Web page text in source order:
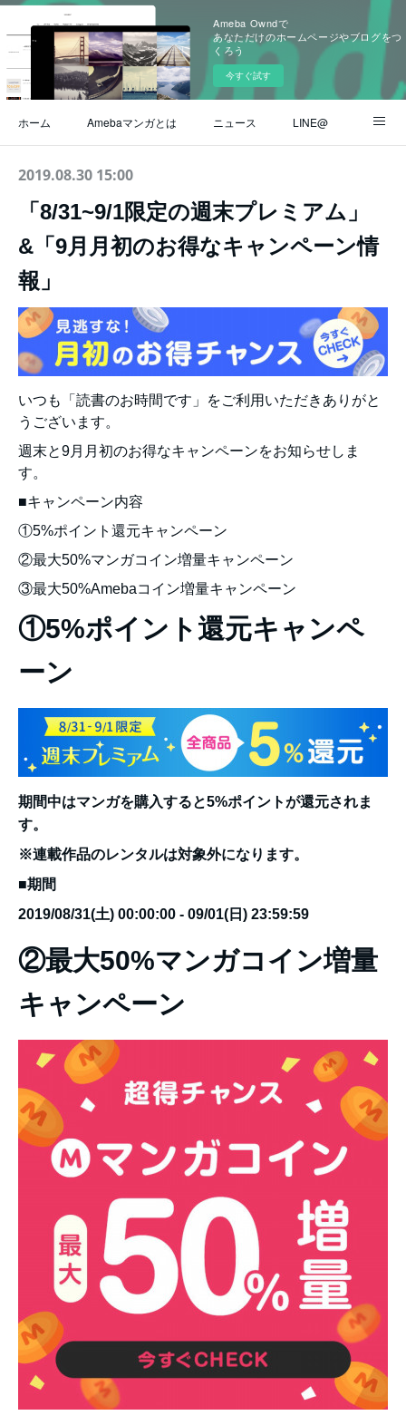
Ameba Owndで
あなただけのホームページやブログをつ
くろう
今すぐ試す
ホーム Amebaマンガとは ニュース LINE@
Instagram 公式ブログ
お問い合わせ
2019.08.30 15:00
「8/31~9/1限定の週末プレミアム」
&「9月月初のお得なキャンペーン情
報」
いつも「読書のお時間です」をご利用いただきありがと
うございます。
週末と9月月初のお得なキャンペーンをお知らせしま
す。
■キャンペーン内容
①5%ポイント還元キャンペーン
②最大50%マンガコイン増量キャンペーン
③最大50%Amebaコイン増量キャンペーン
①5%ポイント還元キャンペ
ーン
期間中はマンガを購入すると5%ポイントが還元されま
す。
※連載作品のレンタルは対象外になります。
■期間
2019/08/31(土) 00:00:00 - 09/01(日) 23:59:59
②最大50%マンガコイン増量
キャンペーン